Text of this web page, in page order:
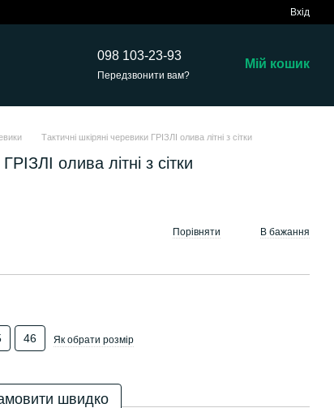
Вхід
098 103-23-93
Передзвонити вам?
Мій кошик
Тактичні шкіряні черевики ГРІЗЛІ олива літні з сітки
олива літні з сітки
Порівняти В бажання
46 Як обрати розмір
швидко